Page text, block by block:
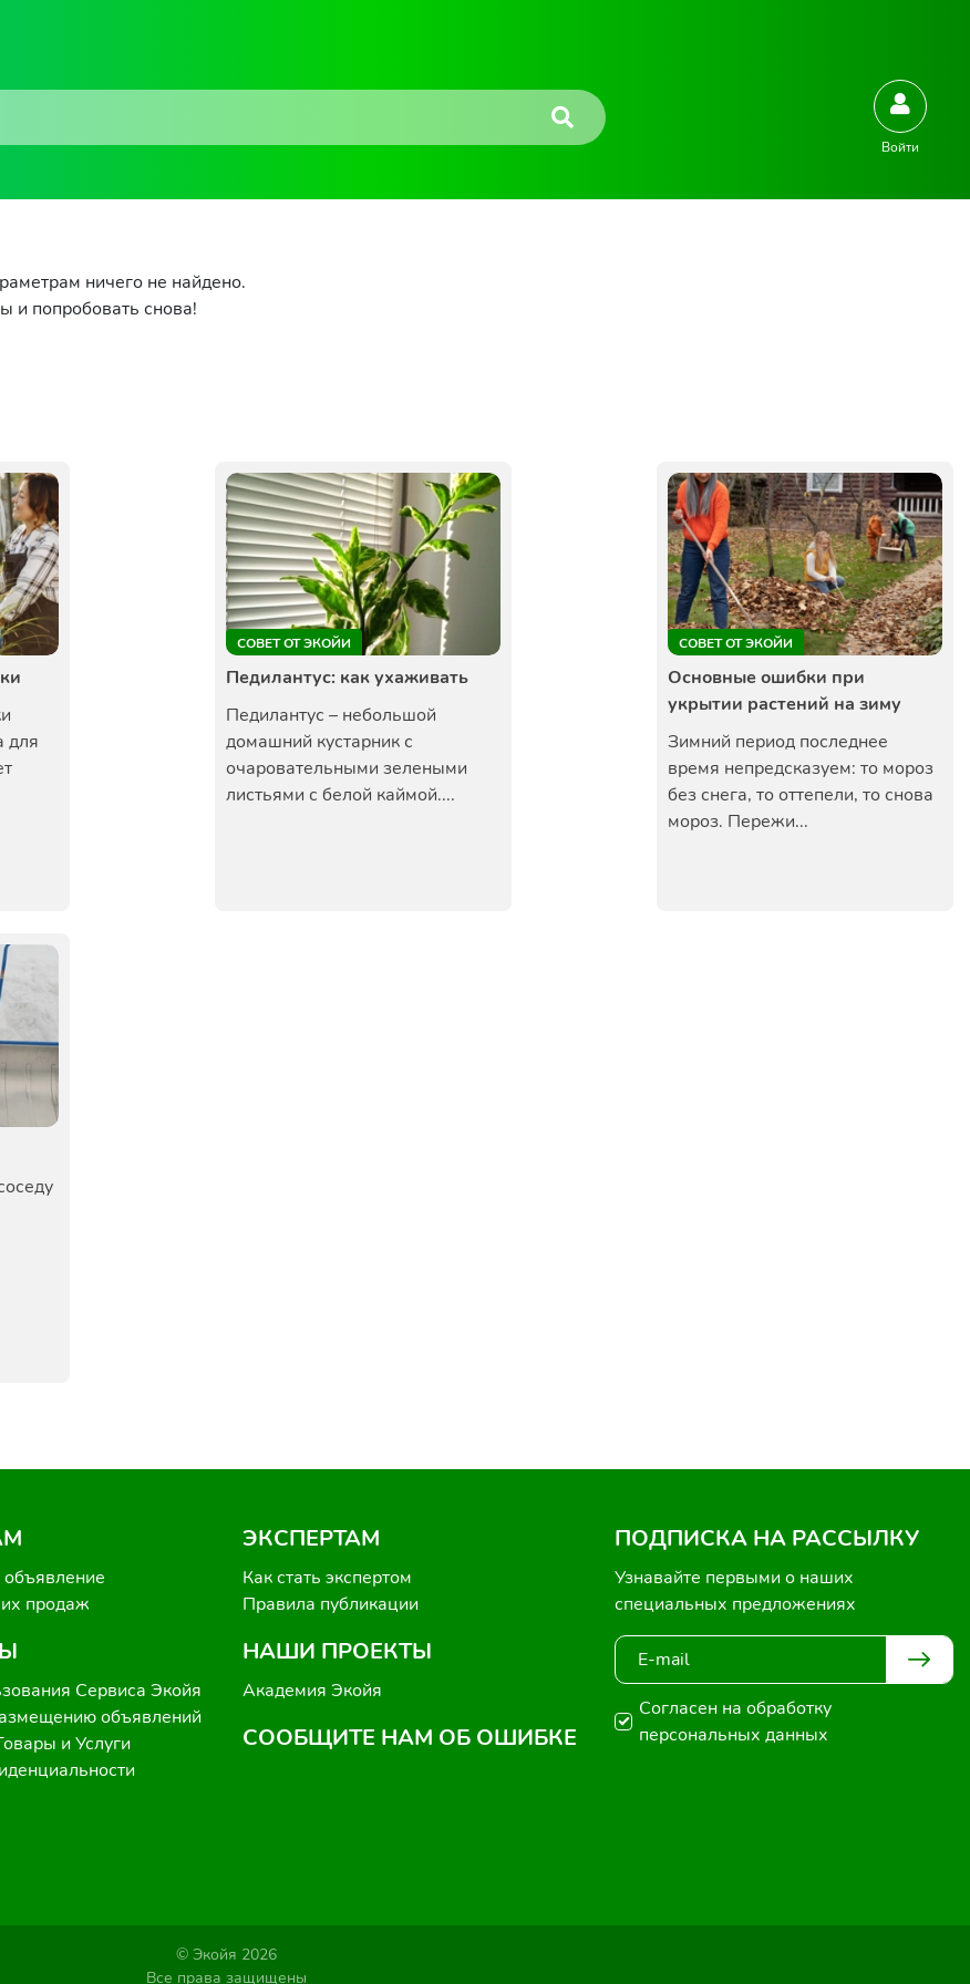
Войти
ничего не найдено.
и попробовать снова!
для
СОВЕТ ОТ ЭКОЙИ
Педилантус: как ухаживать
Педилантус – небольшой
домашний кустарник с
очаровательными зелеными
листьями с белой каймой....
СОВЕТ ОТ ЭКОЙИ
Основные ошибки при
укрытии растений на зиму
Зимний период последнее
время непредсказуем: то мороз
без снега, то оттепели, то снова
мороз. Пережи...
объявление
продаж
Сервиса Экойя
объявлений
и Услуги
ЭКСПЕРТАМ
Как стать экспертом
Правила публикации
НАШИ ПРОЕКТЫ
Академия Экойя
СООБЩИТЕ НАМ ОБ ОШИБКЕ
ПОДПИСКА НА РАССЫЛКУ
Узнавайте первыми о наших
специальных предложениях
Согласен на обработку
персональных данных
© Экойя 2026
Все права защищены